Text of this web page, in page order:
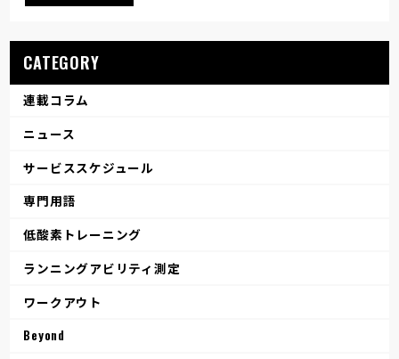
CATEGORY
連載コラム
ニュース
サービススケジュール
専門用語
低酸素トレーニング
ランニングアビリティ測定
ワークアウト
Beyond